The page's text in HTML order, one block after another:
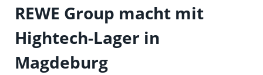
REWE Group macht mit
Hightech-Lager in
Magdeburg